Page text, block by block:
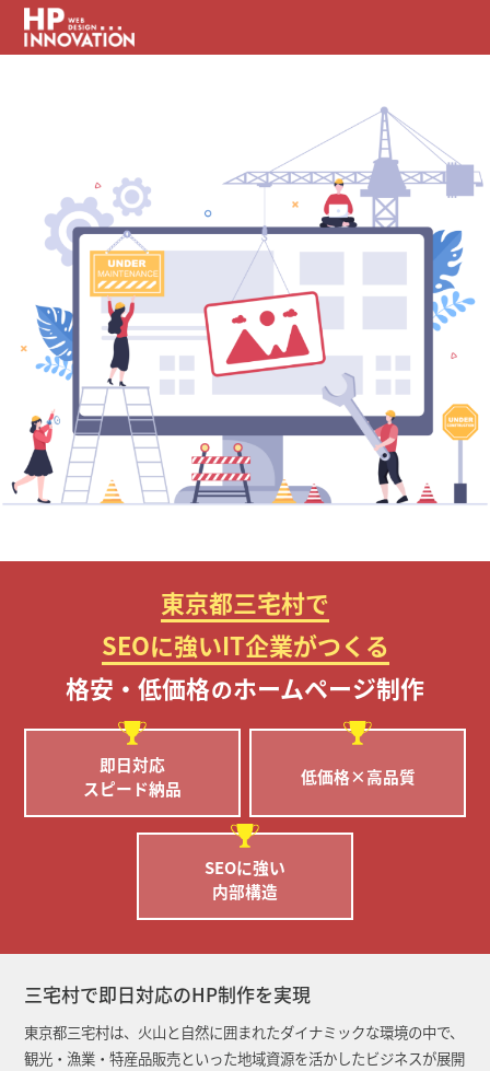
東京都三宅村で
SEOに強いIT企業がつくる
格安・低価格のホームページ制作
即日対応
スピード納品
低価格×高品質
SEOに強い
内部構造
三宅村で即日対応のHP制作を実現
東京都三宅村は、火山と自然に囲まれたダイナミックな環境の中で、
観光・漁業・特産品販売といった地域資源を活かしたビジネスが展開